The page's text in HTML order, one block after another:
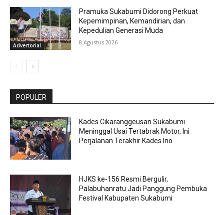
Advertorial
Pramuka Sukabumi Didorong Perkuat
Kepemimpinan, Kemandirian, dan
Kepedulian Generasi Muda
8 Agustus 2026
POPULER
Kades Cikaranggeusan Sukabumi
Meninggal Usai Tertabrak Motor, Ini
Perjalanan Terakhir Kades Ino
HJKS ke-156 Resmi Bergulir,
Palabuhanratu Jadi Panggung Pembuka
Festival Kabupaten Sukabumi